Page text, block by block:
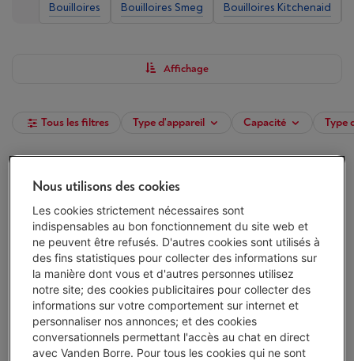
Bouilloires Bouilloires Smeg Bouilloires Kitchenaid
Affichage
Tous les filtres Type d'appareil Capacité Type
RUSSELL HOBBS TEXTURES PLUS 22591-70
(3)
Sélection de la température: Non
Capacité: 1.7 l
Puissance: 2400 W
Disponible-Voir le stock
€ 29,99
J'achète
Comparer
Nous utilisons des cookies
Les cookies strictement nécessaires sont
indispensables au bon fonctionnement du site web et
ne peuvent être refusés. D'autres cookies sont utilisés à
des fins statistiques pour collecter des informations sur
la manière dont vous et d'autres personnes utilisez
notre site; des cookies publicitaires pour collecter des
informations sur votre comportement sur internet et
personnaliser nos annonces; et des cookies
conversationnels permettant l'accès au chat en direct
avec Vanden Borre. Pour tous les cookies qui ne sont